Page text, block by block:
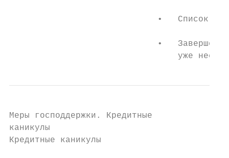
•   Список
•
уже
Меры господдержки. Кредитные
каникулы
Кредитные каникулы